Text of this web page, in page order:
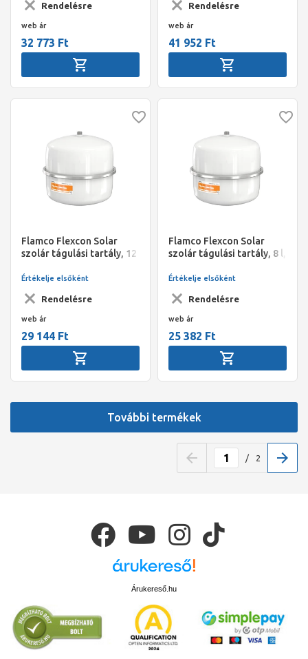
Rendelésre
web ár
32 773 Ft
Rendelésre
web ár
41 952 Ft
Flamco Flexcon Solar
szolár tágulási tartály, 12
Rendelésre
Értékelje elsőként
web ár
29 144 Ft
Flamco Flexcon Solar
szolár tágulási tartály, 8 l,
Rendelésre
Értékelje elsőként
web ár
25 382 Ft
További termékek
/ 2
Árukereső.hu